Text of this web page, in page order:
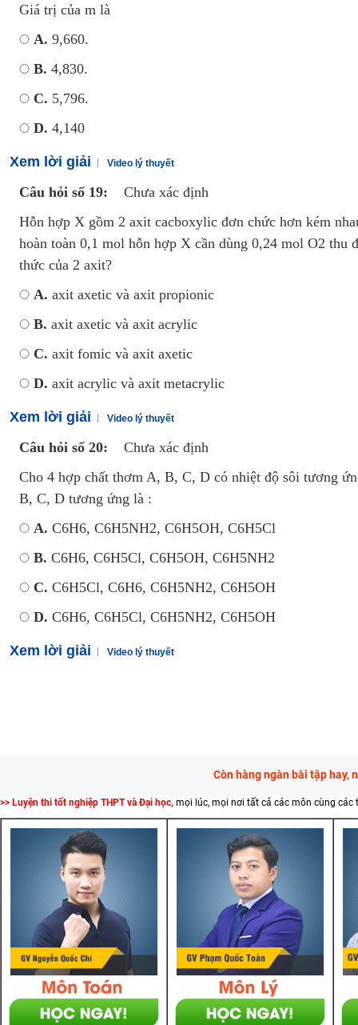
Giá trị của m là
A. 9,660.
B. 4,830.
C. 5,796.
D. 4,140
Xem lời giải Video lý thuyết
Câu hỏi số 19:
Chưa xác định
Hỗn hợp X gồm 2 axit cacboxylic đơn chức hơn kém
hoàn toàn 0,1 mol hỗn hợp X cần dùng 0,24 mol O2
thức của 2 axit?
A. axit axetic và axit propionic
B. axit axetic và axit acrylic
C. axit fomic và axit axetic
D. axit acrylic và axit metacrylic
Xem lời giải Video lý thuyết
Câu hỏi số 20:
Chưa xác định
Cho 4 hợp chất thơm A, B, C, D có nhiệt độ sôi tương
B, C, D tương ứng là :
A. C6H6, C6H5NH2, C6H5OH, C6H5Cl
B. C6H6, C6H5Cl, C6H5OH, C6H5NH2
C. C6H5Cl, C6H6, C6H5NH2, C6H5OH
D. C6H6, C6H5Cl, C6H5NH2, C6H5OH
Xem lời giải Video lý thuyết
Còn hàng ngàn bài tập hay,
>> Luyện thi tốt nghiệp THPT và Đại học, mọi lúc, mọi nơi tất cả các môn cùng các